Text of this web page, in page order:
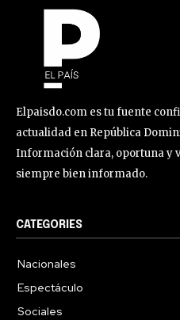
Elpaisdo.com es tu fuente
actualidad en República
Información clara, oportuna y
siempre bien informado.
CATEGORIES
Nacionales
Espectáculo
Sociales